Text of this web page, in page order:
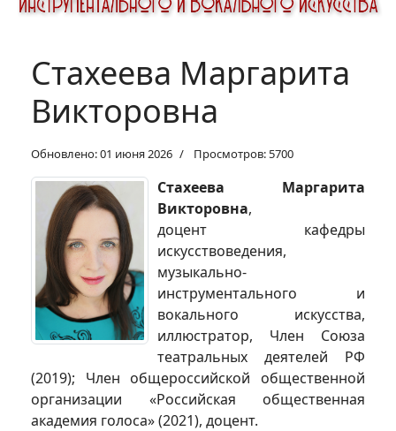
Стахеева Маргарита
Викторовна
Обновлено: 01 июня 2026 Просмотров: 5700
Стахеева Маргарита
Викторовна,
доцент кафедры
искусствоведения,
музыкально-
инструментального и
вокального искусства,
иллюстратор, Член Союза
театральных деятелей РФ
(2019); Член общероссийской общественной
организации «Российская общественная
академия голоса» (2021), доцент.